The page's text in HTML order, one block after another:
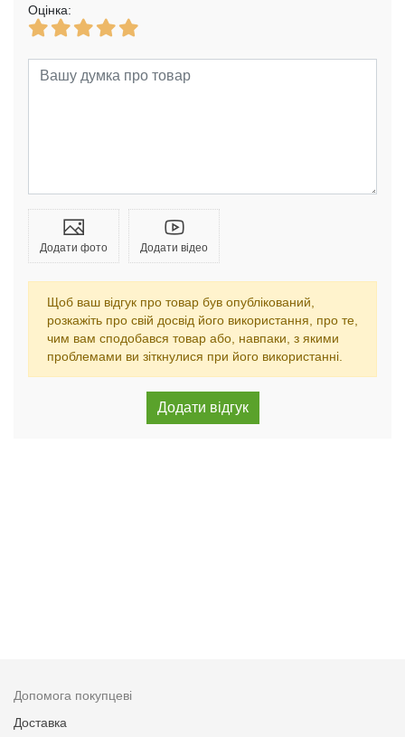
Оцінка:
Додати фото Додати відео
Щоб ваш відгук про товар був опублікований,
розкажіть про свій досвід його використання, про те,
чим вам сподобався товар або, навпаки, з якими
проблемами ви зіткнулися при його використанні.
Допомога покупцеві
Доставка